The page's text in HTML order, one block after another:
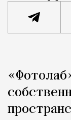
Город